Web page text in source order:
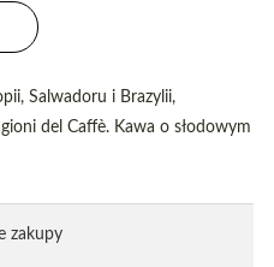
Salwadoru i Brazylii,
del Caffè. Kawa o słodowym
zakupy